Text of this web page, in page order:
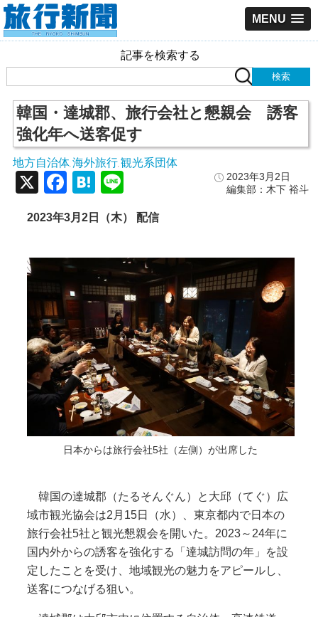
MENU
記事を検索する
韓国・達城郡、旅行会社と懇親会 誘客
強化年へ送客促す
地方自治体, 海外旅行 観光系団体
2023年3月2日
編集部：木下 裕斗
X Facebook
Hatena
2023年3月2日（木） 配信
日本からは旅行会社5社（左側）が出席した
韓国の達城郡（たるそんぐん）と大邱（てぐ）広
域市観光協会は2月15日（水）、東京都内で日本の
旅行会社5社と観光懇親会を開いた。2023～24年に
国内外からの誘客を強化する「達城訪問の年」を設
定したことを受け、地域観光の魅力をアピールし、
送客につなげる狙い。